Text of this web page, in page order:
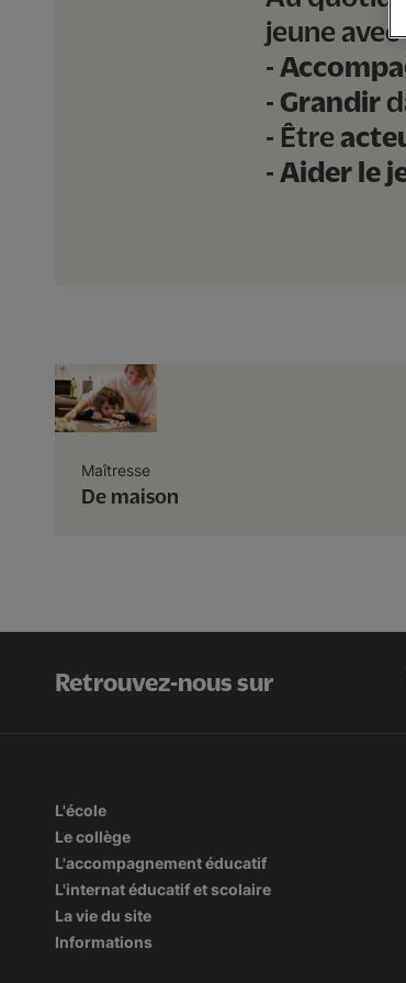
jeune
-
- Grandir
- Être
- Aider le
Maîtresse
De maison
Retrouvez-nous sur
L'école
Le collège
L'accompagnement éducatif
L'internat éducatif et scolaire
La vie du site
Informations